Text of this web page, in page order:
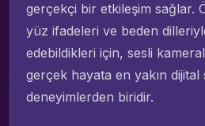
gerçekçi bir etkileşim sağlar.
yüz ifadeleri ve beden
edebildikleri için, sesli
gerçek hayata en yakın dijital
deneyimlerden biridir.